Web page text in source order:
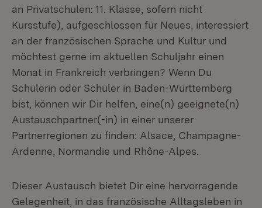
an Privatschulen: 11. Klasse, sofern nicht
Kursstufe), aufgeschlossen für Neues, interessiert
an der französischen Sprache und Kultur und
möchtest gerne im aktuellen Schuljahr einen
Monat in Frankreich verbringen? Wenn Du
Schülerin oder Schüler in Baden-Württemberg
bist, können wir Dir helfen, eine(n) geeignete(n)
Austauschpartner(-in) in einer unserer
Partnerregionen zu finden: Alsace, Champagne-
Ardenne, Normandie und Rhône-Alpes.
Dieser Austausch bietet Dir eine hervorragende
Gelegenheit, in das französische Alltagsleben in